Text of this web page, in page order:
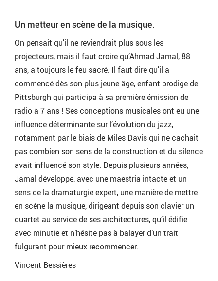
Un metteur en scène de la musique.
On pensait qu’il ne reviendrait plus sous les
projecteurs, mais il faut croire qu’Ahmad Jamal, 88
ans, a toujours le feu sacré. Il faut dire qu’il a
commencé dès son plus jeune âge, enfant prodige de
Pittsburgh qui participa à sa première émission de
radio à 7 ans ! Ses conceptions musicales ont eu une
influence déterminante sur l’évolution du jazz,
notamment par le biais de Miles Davis qui ne cachait
pas combien son sens de la construction et du silence
avait influencé son style. Depuis plusieurs années,
Jamal développe, avec une maestria intacte et un
sens de la dramaturgie expert, une manière de mettre
en scène la musique, dirigeant depuis son clavier un
quartet au service de ses architectures, qu’il édifie
avec minutie et n’hésite pas à balayer d’un trait
fulgurant pour mieux recommencer.
Vincent Bessières